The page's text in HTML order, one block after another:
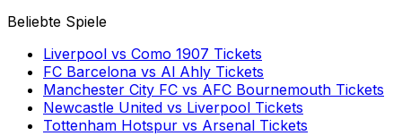
Beliebte Spiele
Liverpool vs Como 1907 Tickets
FC Barcelona vs Al Ahly Tickets
Manchester City FC vs AFC Bournemouth Tickets
Newcastle United vs Liverpool Tickets
Tottenham Hotspur vs Arsenal Tickets